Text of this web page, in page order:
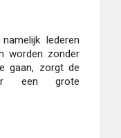
lederen
worden zonder
gaan, zorgt de
een grote